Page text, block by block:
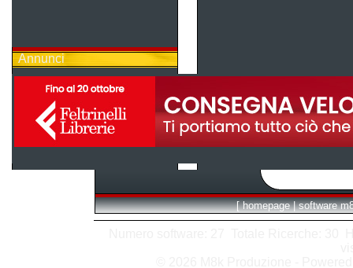
Annunci
[ homepage | software